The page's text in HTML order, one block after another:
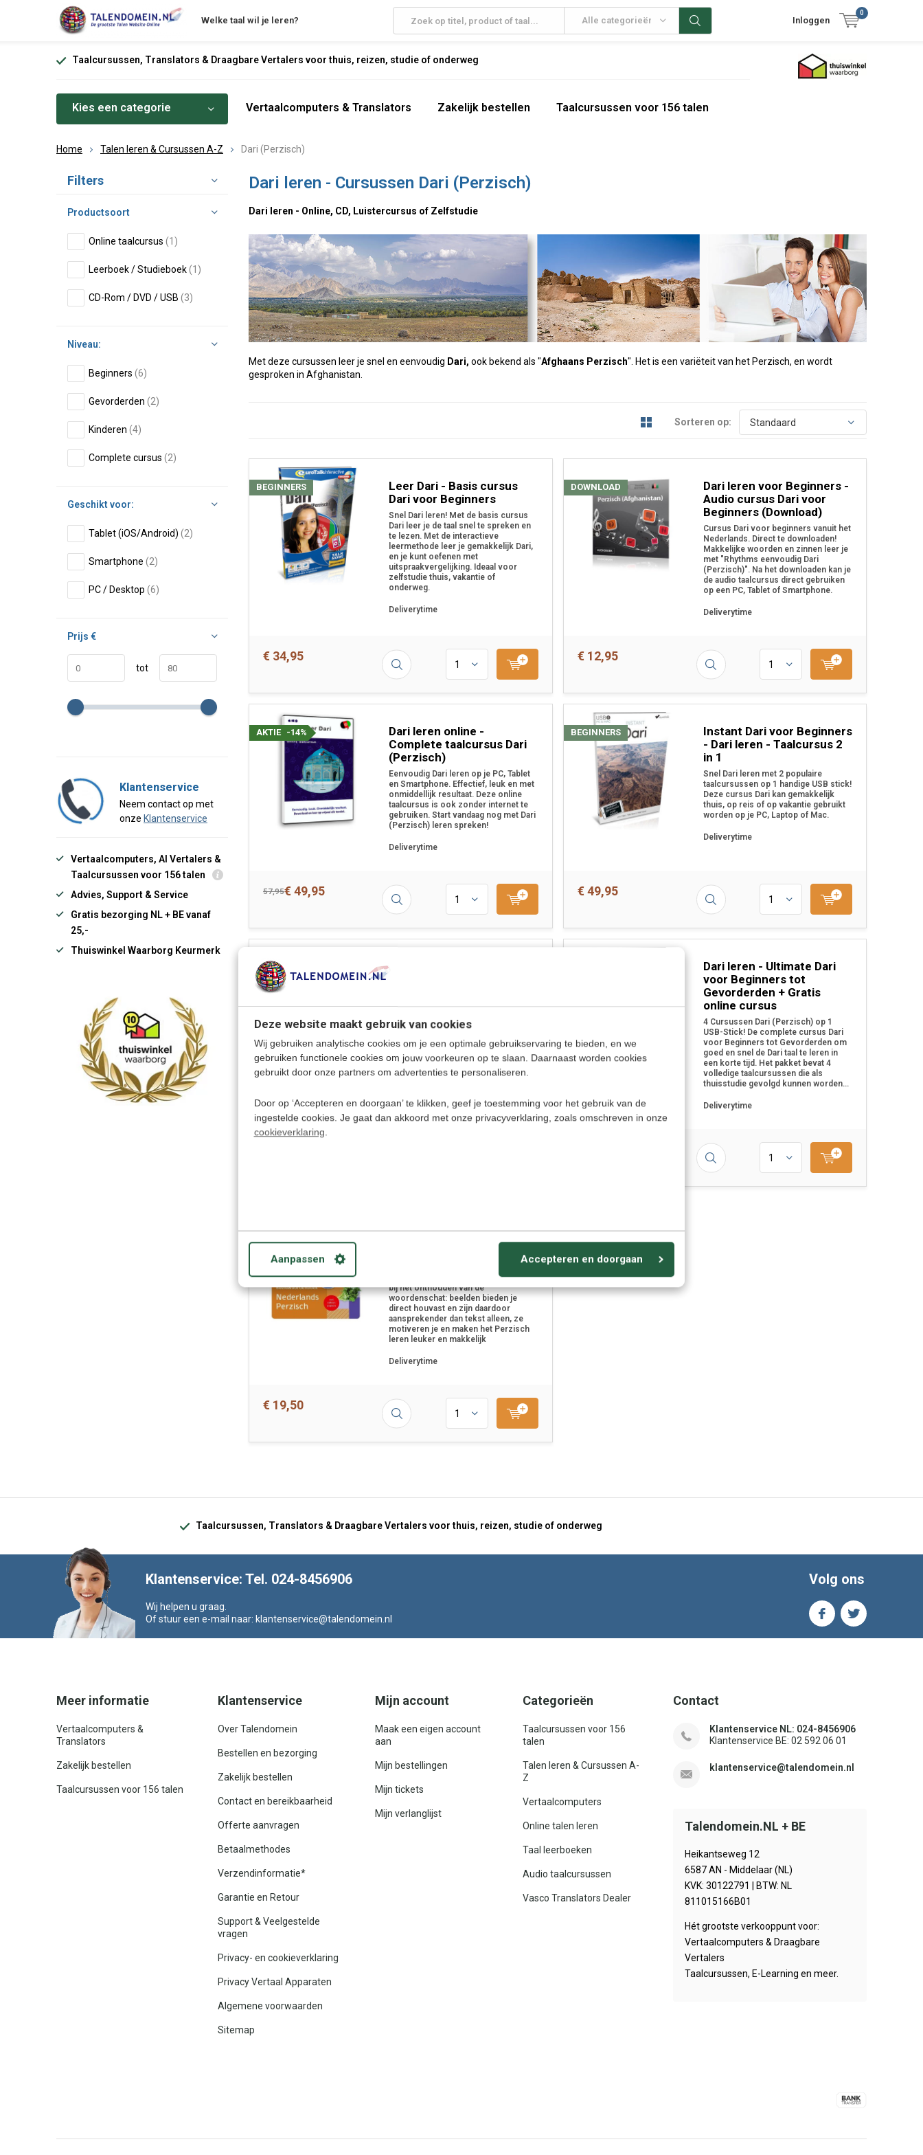
Deze website maakt gebruik van cookies
Wij gebruiken analytische cookies om je een optimale gebruikservaring te bieden, en we
gebruiken functionele cookies om jouw voorkeuren op te slaan. Daarnaast worden cookies
gebruikt door onze partners om advertenties te personaliseren.
Door op ‘Accepteren en doorgaan’ te klikken, geef je toestemming voor het gebruik van de
ingestelde cookies. Je gaat dan akkoord met onze privacyverklaring, zoals omschreven in onze
cookieverklaring.
Aanpassen Accepteren en doorgaan
Welke taal wil je leren? Alle categorieën Inloggen
0
Taalcursussen, Translators & Draagbare Vertalers voor thuis, reizen, studie of onderweg
Kies een categorie Vertaalcomputers & Translators Zakelijk bestellen Taalcursussen voor 156 talen
Home Talen leren & Cursussen A-Z Dari (Perzisch)
Dari leren - Cursussen Dari (Perzisch)
Dari leren - Online, CD, Luistercursus of Zelfstudie
Met deze cursussen leer je snel en eenvoudig Dari, ook bekend als "Afghaans Perzisch". Het is een variëteit van het Perzisch, en wordt
gesproken in Afghanistan.
Sorteren op:
Leer Dari - Basis cursus
Dari voor Beginners
Snel Dari leren! Met de basis cursus
Dari leer je de taal snel te spreken en
te lezen. Met de interactieve
leermethode leer je gemakkelijk Dari,
en je kunt oefenen met
uitspraakvergelijking. Ideaal voor
zelfstudie thuis, vakantie of
onderweg.
Deliverytime
BEGINNERS
€ 34,95
Dari leren voor Beginners -
Audio cursus Dari voor
Beginners (Download)
Cursus Dari voor beginners vanuit het
Nederlands. Direct te downloaden!
Makkelijke woorden en zinnen leer je
met "Rhythms eenvoudig Dari
(Perzisch)". Na het downloaden kan je
de audio taalcursus direct gebruiken
op een PC, Tablet of Smartphone.
Deliverytime
DOWNLOAD
€ 12,95
Dari leren online -
Complete taalcursus Dari
(Perzisch)
Eenvoudig Dari leren op je PC, Tablet
en Smartphone. Effectief, leuk en met
onmiddellijk resultaat. Deze online
taalcursus is ook zonder internet te
gebruiken. Start vandaag nog met Dari
(Perzisch) leren spreken!
Deliverytime
-14%
AKTIE
57,95€ 49,95
Instant Dari voor Beginners
- Dari leren - Taalcursus 2
in 1
Snel Dari leren met 2 populaire
taalcursussen op 1 handige USB stick!
Deze cursus Dari kan gemakkelijk
thuis, op reis of op vakantie gebruikt
worden op je PC, Laptop of Mac.
Deliverytime
BEGINNERS
€ 49,95
speciaal bedoeld voor kinderen en
maar ook geschikt voor ouders en
taal Dari te leren.
Deliverytime
Dari leren - Ultimate Dari
voor Beginners tot
Gevorderden + Gratis
online cursus
4 Cursussen Dari (Perzisch) op 1
USB-Stick! De complete cursus Dari
voor Beginners tot Gevorderden om
goed en snel de Dari taal te leren in
een korte tijd. Het pakket bevat 4
volledige taalcursussen die als
thuisstudie gevolgd kunnen worden...
Deliverytime
van beelden! - Beelden helpen enorm
bij het onthouden van de
woordenschat: beelden bieden je
direct houvast en zijn daardoor
aansprekender dan tekst alleen, ze
motiveren je en maken het Perzisch
leren leuker en makkelijk
Deliverytime
€ 19,50
Sorteren op:
Filters
Productsoort
Online taalcursus (1)
Leerboek / Studieboek(1)
CD-Rom / DVD / USB (3)
Niveau:
Beginners (6)
Gevorderden (2)
Kinderen (4)
Complete cursus (2)
Geschikt voor:
Tablet (iOS/Android) (2)
Smartphone (2)
PC / Desktop (6)
Prijs €
tot
Klantenservice
Neem contact op met
onze Klantenservice
Vertaalcomputers, AI Vertalers &
Taalcursussen voor 156 talen
Advies, Support & Service
Gratis bezorging NL + BE vanaf
25,-
Thuiswinkel Waarborg Keurmerk
Taalcursussen, Translators & Draagbare Vertalers voor thuis, reizen, studie of onderweg
Klantenservice: Tel. 024-8456906
Wij helpen u graag.
Of stuur een e-mail naar: klantenservice@talendomein.nl
Volg ons
Meer informatie
Vertaalcomputers &
Translators
Zakelijk bestellen
Taalcursussen voor 156 talen
Klantenservice
Over Talendomein
Bestellen en bezorging
Zakelijk bestellen
Contact en bereikbaarheid
Offerte aanvragen
Betaalmethodes
Verzendinformatie*
Garantie en Retour
Support & Veelgestelde
vragen
Privacy- en cookieverklaring
Privacy Vertaal Apparaten
Algemene voorwaarden
Sitemap
Mijn account
Maak een eigen account
aan
Mijn bestellingen
Mijn tickets
Mijn verlanglijst
Categorieën
Taalcursussen voor 156
talen
Talen leren & Cursussen A-
Z
Vertaalcomputers
Online talen leren
Taal leerboeken
Audio taalcursussen
Vasco Translators Dealer
Contact
Klantenservice NL: 024-8456906
Klantenservice BE: 02 592 06 01
klantenservice@talendomein.nl
Talendomein.NL + BE
Heikantseweg 12
6587 AN - Middelaar (NL)
KVK: 30122791 | BTW: NL
811015166B01
Hét grootste verkooppunt voor:
Vertaalcomputers & Draagbare
Vertalers
Taalcursussen, E-Learning en meer.